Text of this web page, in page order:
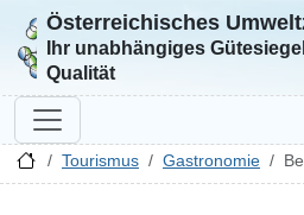
Zur Startseite
Österreichisches
Ihr unabhängiges
Qualität
Tourismus Gastronomie